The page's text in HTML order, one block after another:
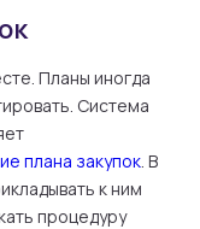
Планы иногда
Система
плана закупок. В
к ним
процедуру